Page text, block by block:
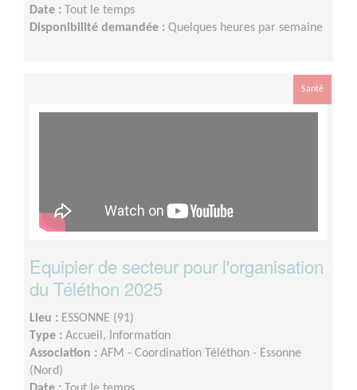
Date :
Tout le temps
Disponibilité demandée : Quelques heures par semaine
Santé
Equipier de secteur pour l'organisation
du Téléthon 2025
Lieu : ESSONNE (91)
Type : Accueil, Information
Association : AFM - Coordination Téléthon - Essonne
(Nord)